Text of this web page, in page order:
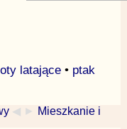
latające• ptak
◀ ► Mieszkanie i